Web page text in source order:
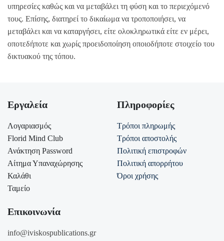
υπηρεσίες καθώς και να μεταβάλει τη φύση και το περιεχόμενό
τους. Επίσης, διατηρεί το δικαίωμα να τροποποιήσει, να
μεταβάλει και να καταργήσει, είτε ολοκληρωτικά είτε εν μέρει,
οποτεδήποτε και χωρίς προειδοποίηση οποιοδήποτε στοιχείο του
δικτυακού της τόπου.
Εργαλεία
Λογαριασμός
Florid Mind Club
Ανάκτηση Password
Αίτημα Υπαναχώρησης
Καλάθι
Ταμείο
Πληροφορίες
Τρόποι πληρωμής
Τρόποι αποστολής
Πολιτική επιστροφών
Πολιτική απορρήτου
Όροι χρήσης
Επικοινωνία
info@iviskospublications.gr